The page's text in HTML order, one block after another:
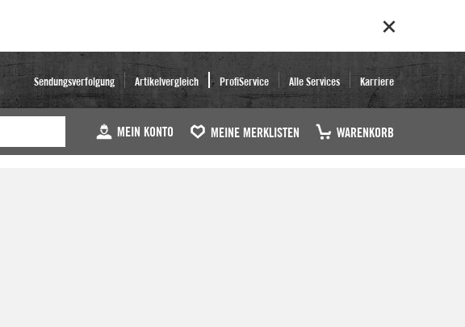
Sendungsverfolgung Artikelvergleich ProfiService Alle Services Karriere
MEIN KONTO MEINE MERKLISTEN WARENKORB